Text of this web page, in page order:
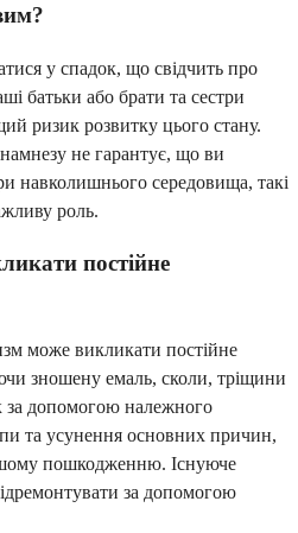
у спадок, що свідчить про
батьки або брати та сестри
ризик розвитку цього стану.
не гарантує, що ви
навколишнього середовища, такі
роль.
постійне
може викликати постійне
зношену емаль, сколи, тріщини
за допомогою належного
та усунення основних причин,
пошкодженню. Існуюче
за допомогою